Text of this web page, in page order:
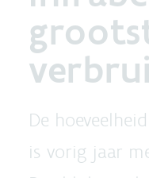
De
is vorig jaar